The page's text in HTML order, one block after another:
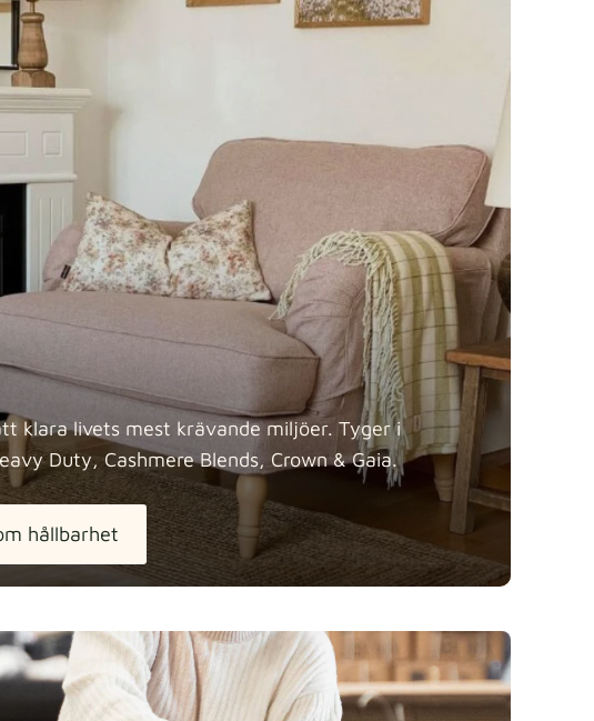
klara livets mest krävande miljöer. Tyger i
Duty, Cashmere Blends, Crown & Gaia.
hållbarhet